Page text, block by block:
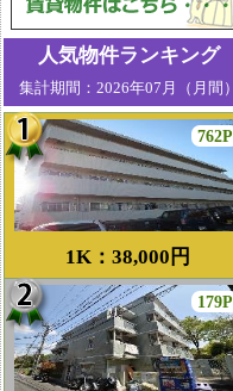
人気物件ランキング
集計期間：2026年07月（月間）
1K：38,000円
762P
179P